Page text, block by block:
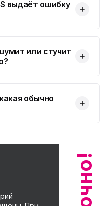
выдаёт ошибку
или стучит
обычно